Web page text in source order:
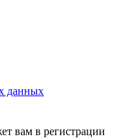
данных
вам в регистрации